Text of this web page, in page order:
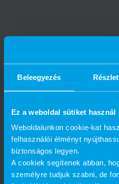
Beleegyezés
Ez a weboldal sütiket használ
Weboldalunkon cookie-kat
felhasználói élményt
biztonságos legyen.
A cookiek segítenek abban,
személyre tudjuk szabni, de